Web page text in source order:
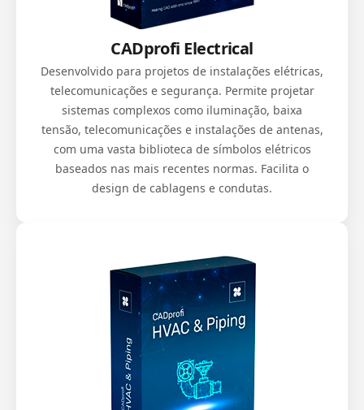
CADprofi Electrical
Desenvolvido para projetos de instalações elétricas,
telecomunicações e segurança. Permite projetar
sistemas complexos como iluminação, baixa
tensão, telecomunicações e instalações de antenas,
com uma vasta biblioteca de símbolos elétricos
baseados nas mais recentes normas. Facilita o
design de cablagens e condutas.